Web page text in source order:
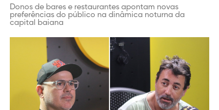
Donos de bares e restaurantes apontam novas
preferências do público na dinâmica noturna da
capital baiana